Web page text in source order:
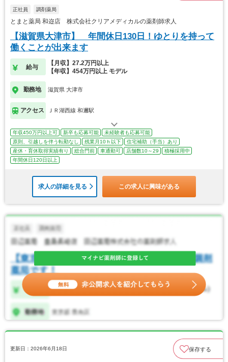
正社員 調剤薬局
とまと薬局 和迩店 株式会社クリアメディカルの薬剤師求人
【滋賀県大津市】 年間休日130日！ゆとりを持って
働くことが出来ます
給与
【月収】27.2万円以上
【年収】454万円以上 モデル
勤務地 滋賀県 大津市
アクセス ＪＲ湖西線 和邇駅
年収450万円以上可 新卒も応募可能
未経験者も応募可能
原則、引越しを伴う転勤なし
残業月10ｈ以下
住宅補助（手当）あり
産休・育休取得実績有り
総合門前 車通勤可 店舗数10～29
積極採用中
年間休日120日以上
求人の詳細を見る この求人に興味がある
更新日：2026年6月18日 保存する